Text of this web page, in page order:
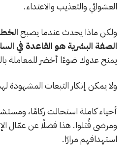
العشوائي والتعذيب والاعتداء.
ولكن ماذا يحدث عندما يصبح
الصفة البشرية هو القاعدة في
يمنح عدوك ضوءًا أخضر للمعاملة
ولا يمكن إنكار التبعات المشهودة
أحياء كاملة استحالت ركامًا،
ومرضى قُتلوا. هذا فضلًا عن عمّال
استهدافهم مرارًا.